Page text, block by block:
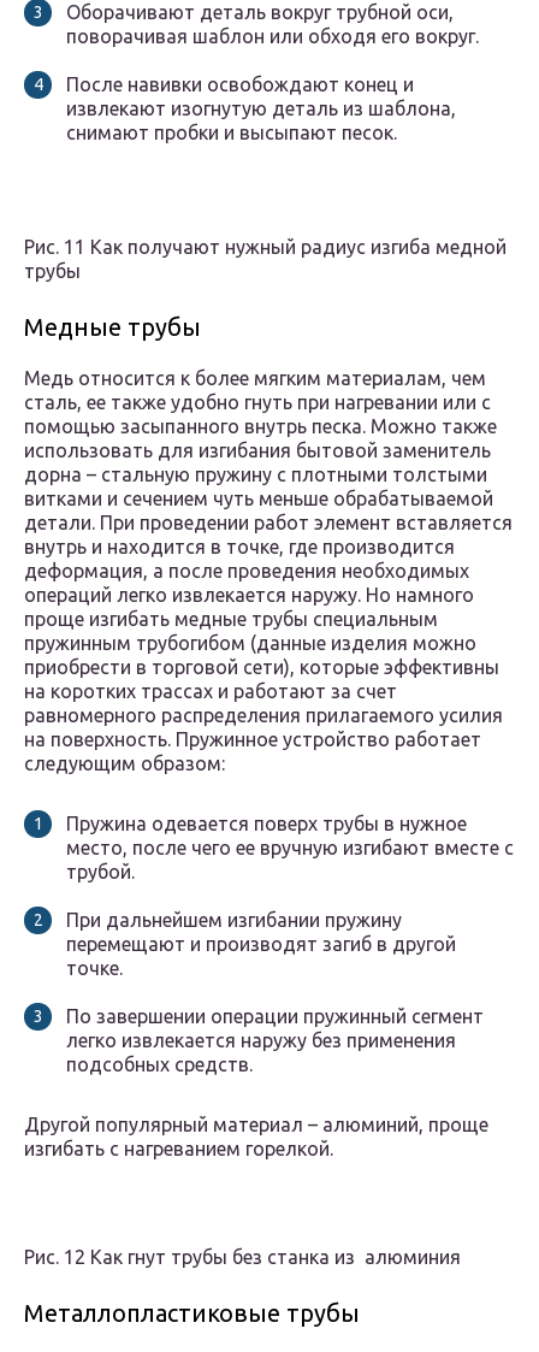
Оборачивают деталь вокруг трубной оси,
поворачивая шаблон или обходя его вокруг.
После навивки освобождают конец и
извлекают изогнутую деталь из шаблона,
снимают пробки и высыпают песок.
Рис. 11 Как получают нужный радиус изгиба медной
трубы
Медные трубы
Медь относится к более мягким материалам, чем
сталь, ее также удобно гнуть при нагревании или с
помощью засыпанного внутрь песка. Можно также
использовать для изгибания бытовой заменитель
дорна – стальную пружину с плотными толстыми
витками и сечением чуть меньше обрабатываемой
детали. При проведении работ элемент вставляется
внутрь и находится в точке, где производится
деформация, а после проведения необходимых
операций легко извлекается наружу. Но намного
проще изгибать медные трубы специальным
пружинным трубогибом (данные изделия можно
приобрести в торговой сети), которые эффективны
на коротких трассах и работают за счет
равномерного распределения прилагаемого усилия
на поверхность. Пружинное устройство работает
следующим образом:
Пружина одевается поверх трубы в нужное
место, после чего ее вручную изгибают вместе с
трубой.
При дальнейшем изгибании пружину
перемещают и производят загиб в другой
точке.
По завершении операции пружинный сегмент
легко извлекается наружу без применения
подсобных средств.
Другой популярный материал – алюминий, проще
изгибать с нагреванием горелкой.
Рис. 12 Как гнут трубы без станка из алюминия
Металлопластиковые трубы